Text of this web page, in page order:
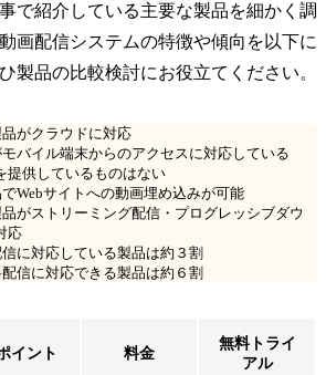
で紹介している主要な製品を細かく調
画配信システムの特徴や傾向を以下に
製品の比較検討にお役立てください。
がクラウドに対応
バイル端末からのアクセスに対応している
提供しているものはない
Webサイトへの動画埋め込みが可能
がストリーミング配信・プログレッシブダウ
応
に対応している製品は約３割
信に対応できる製品は約６割
イント 料金
無料トライ
アル